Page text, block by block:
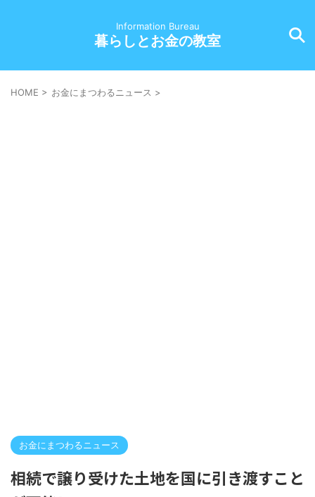
Information Bureau
暮らしとお金の教室
HOME > お金にまつわるニュース >
お金にまつわるニュース
相続で譲り受けた土地を国に引き渡すこと